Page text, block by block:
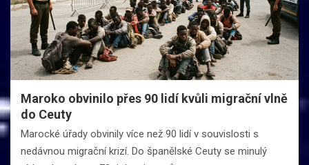
Maroko obvinilo přes 90 lidí kvůli migrační vlně
do Ceuty
Marocké úřady obvinily více než 90 lidí v souvislosti s
nedávnou migrační krizí. Do španělské Ceuty se minulý